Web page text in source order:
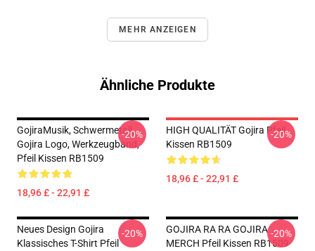
MEHR ANZEIGEN
Ähnliche Produkte
GojiraMusik, Schwermetall,
Gojira Logo, Werkzeugband,
Pfeil Kissen RB1509
18,96 £ - 22,91 £
-20%
HIGH QUALITÄT Gojira Pfeil
Kissen RB1509
18,96 £ - 22,91 £
-20%
Neues Design Gojira
Klassisches T-Shirt Pfeil
-20%
GOJIRA RA RA GOJIRA
MERCH Pfeil Kissen RB1509
-20%